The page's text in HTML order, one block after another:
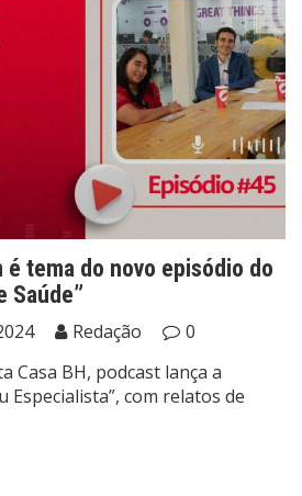
é tema do novo episódio do
Saúde”
Redação
0
Casa BH, podcast lança a
Especialista”, com relatos de